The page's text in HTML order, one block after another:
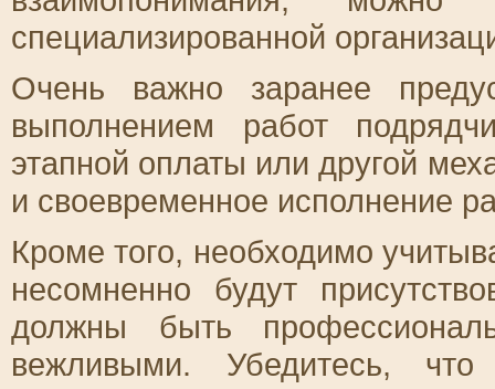
специализированной
Очень важно заранее
выполнением работ
этапной оплаты или другой
и своевременное исполнение
Кроме того, необходимо
несомненно будут
должны быть
вежливыми. Убедитесь,